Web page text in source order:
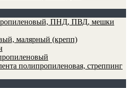
ПНД, ПВД, мешки
малярный (крепп)
полипропиленовая, стреппинг